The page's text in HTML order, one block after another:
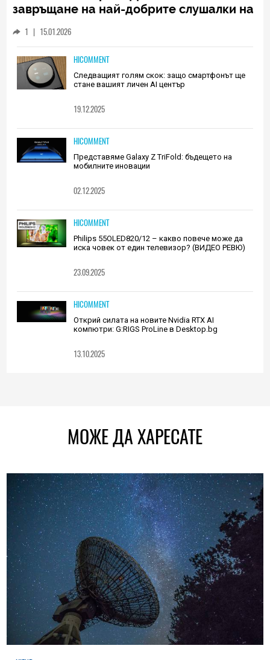
завръщане на най-добрите слушалки на
1 | 15.01.2026
HICOMMENT
Следващият голям скок: защо смартфонът ще
стане вашият личен AI център
19.12.2025
HICOMMENT
Представяме Galaxy Z TriFold: бъдещето на
мобилните иновации
02.12.2025
HICOMMENT
Philips 55OLED820/12 – какво повече може да
иска човек от един телевизор? (ВИДЕО РЕВЮ)
23.09.2025
HICOMMENT
Открий силата на новите Nvidia RTX AI
компютри: G:RIGS ProLine в Desktop.bg
13.10.2025
МОЖЕ ДА ХАРЕСАТЕ